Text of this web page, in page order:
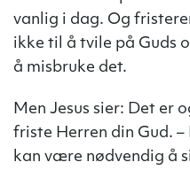
vanlig i dag. Og
ikke til å tvile på Guds
å misbruke det.
Men Jesus sier: Det er
friste Herren din Gud.
kan være nødvendig å